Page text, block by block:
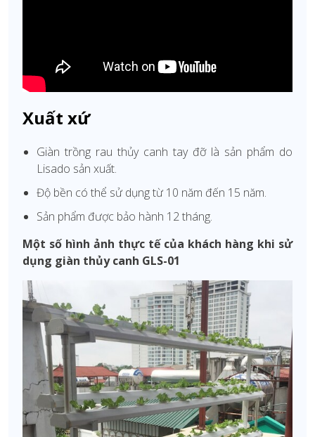
Xuất xứ
Giàn trồng rau thủy canh tay đỡ là sản phẩm do
Lisado sản xuất.
Độ bền có thể sử dụng từ 10 năm đến 15 năm.
Sản phẩm được bảo hành 12 tháng.
Một số hình ảnh thực tế của khách hàng khi sử
dụng giàn thủy canh GLS-01